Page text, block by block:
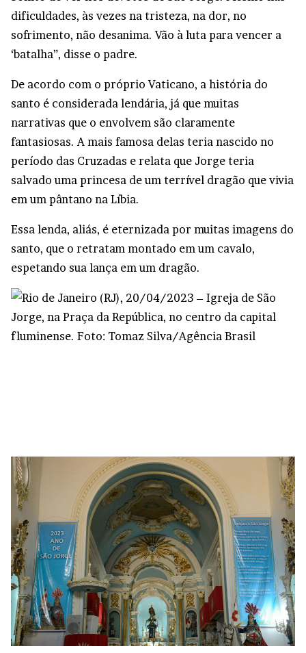
dificuldades, às vezes na tristeza, na dor, no
sofrimento, não desanima. Vão à luta para vencer a
‘batalha”, disse o padre.
De acordo com o próprio Vaticano, a história do
santo é considerada lendária, já que muitas
narrativas que o envolvem são claramente
fantasiosas. A mais famosa delas teria nascido no
período das Cruzadas e relata que Jorge teria
salvado uma princesa de um terrível dragão que vivia
em um pântano na Líbia.
Essa lenda, aliás, é eternizada por muitas imagens do
santo, que o retratam montado em um cavalo,
espetando sua lança em um dragão.